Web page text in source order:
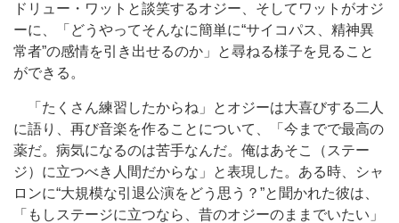
ドリュー・ワットと談笑するオジー、そしてワットがオジ
ーに、「どうやってそんなに簡単に“サイコパス、精神異
常者”の感情を引き出せるのか」と尋ねる様子を見ること
ができる。
「たくさん練習したからね」とオジーは大喜びする二人
に語り、再び音楽を作ることについて、「今までで最高の
薬だ。病気になるのは苦手なんだ。俺はあそこ（ステー
ジ）に立つべき人間だからな」と表現した。ある時、シャ
ロンに“大規模な引退公演をどう思う？”と聞かれた彼は、
「もしステージに立つなら、昔のオジーのままでいたい」